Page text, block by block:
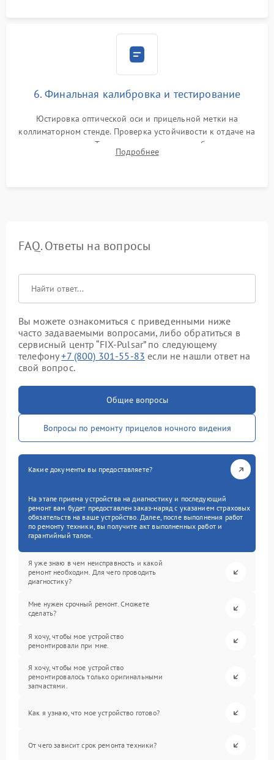
6. Финальная калибровка и тестирование
Юстировка оптической оси и прицельной метки на
коллиматорном стенде. Проверка устойчивости к отдаче на
ударном стенде. Тестирование качества изображения в
темноте, дальности обнаружения и корректной работы всех
Подробнее
FAQ. Ответы на вопросы
Вы можете ознакомиться с приведенными ниже
часто задаваемыми вопросами, либо обратиться в
сервисный центр “FIX-Pulsar” по следующему
телефону+7 (800) 301-55-83 если не нашли ответ на
свой вопрос.
Общие вопросы
Вопросы по ремонту прицелов ночного видения
Какие документы вы предоставляете?
На этапе приема устройства на диагностику и последующий
ремонт вам будет предоставлен заказ-наряд с указанием страховых
обязательств на ваше устройство. Далее, после выполнения работ
по ремонту техники, вы получите акт выполненных работ и
гарантийный талон.
Я уже знаю в чем неисправность и какой
ремонт необходим. Для чего проводить
диагностику?
Мне нужен срочный ремонт. Сможете
сделать?
Я хочу, чтобы мое устройство
ремонтировали при мне.
Я хочу, чтобы мое устройство
ремонтировалось только оригинальными
запчастями.
Как я узнаю, что мое устройство готово?
От чего зависит срок ремонта техники?